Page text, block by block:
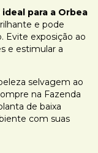
para a Orbea
e pode
Evite exposição ao
e estimular a
selvagem ao
na Fazenda
de baixa
com suas